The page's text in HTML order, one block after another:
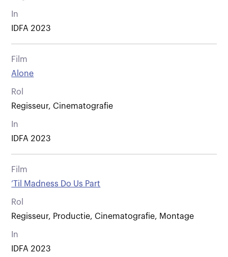
In
IDFA 2023
Film
Alone
Rol
Regisseur, Cinematografie
In
IDFA 2023
Film
’Til Madness Do Us Part
Rol
Regisseur, Productie, Cinematografie, Montage
In
IDFA 2023